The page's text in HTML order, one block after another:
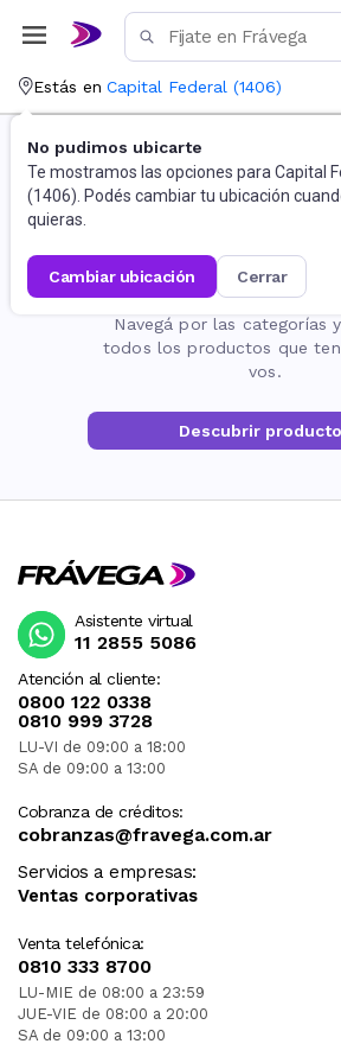
Estás en Capital Federal (1406)
No pudimos ubicarte
Te mostramos las opciones para Capital
(1406). Podés cambiar tu ubicación
quieras.
cambiar ubicación cerrar
La página no
Navegá por las categorías
todos los productos que
vos.
Descubrir
Atención al cliente:
0800 122 0338
0810 999 3728
LU-VI de 09:00 a 18:00
SA de 09:00 a 13:00
Cobranza de créditos:
cobranzas@fravega.com.ar
Servicios a empresas:
Ventas corporativas
Venta telefónica:
0810 333 8700
LU-MIE de 08:00 a 23:59
JUE-VIE de 08:00 a 20:00
SA de 09:00 a 13:00
Asistente virtual
11 2855 5086